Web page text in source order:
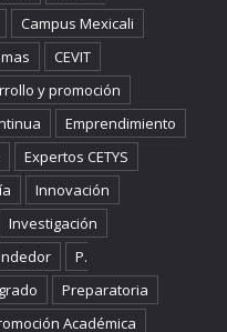
Campus Mexicali
CEVIT
y promoción
Emprendimiento
Expertos CETYS
Innovación
Investigación
P.
Preparatoria
Académica